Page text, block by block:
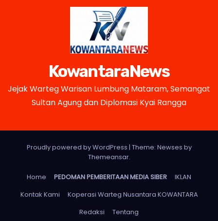
KowantaraNews
Jejak Warteg Warisan Lumbung Mataram, Semangat
Sultan Agung dan Diplomasi Kyai Rangga
Proudly powered by WordPress | Theme: Newses by
Themeansar.
Home PEDOMAN PEMBERITAAN MEDIA SIBER
IKLAN
Kontak Kami
Koperasi Warteg Nusantara KOWANTARA
Redaksi
Tentang